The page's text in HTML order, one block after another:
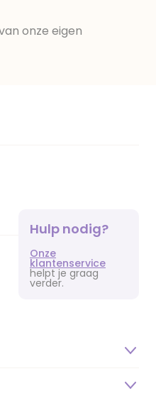
onze eigen
Hulp nodig?
Onze
klantenservice
helpt je graag
verder.